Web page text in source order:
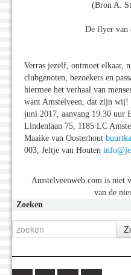
(Bron A.
De flyer van
Verras jezelf, ontmoet elkaar,
clubgenoten, bezoekers en
hiermee het verhaal van
want Amstelveen, dat zijn wij!
juni 2017, aanvang 19.30 uur
Lindenlaan 75, 1185 LC
Maaike van Oosterhout
003, Jeltje van Houten
Amstelveenweb.com is niet
van de
Zoeken